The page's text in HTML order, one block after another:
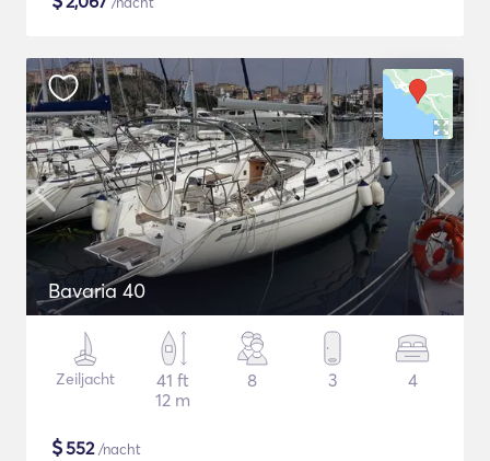
Bavaria 40
Zeiljacht
41 ft
12 m
8 3 4
$552/nacht